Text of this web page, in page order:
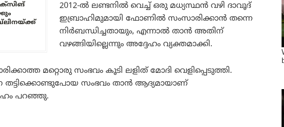
2012-ൽ ലണ്ടനിൽ വെച്ച് ഒരു മധ്യസ്ഥൻ വഴി ദാവൂദ്
ഇബ്രാഹിമുമായി ഫോണിൽ സംസാരിക്കാൻ തന്നെ
നിർബന്ധിച്ചതായും, എന്നാൽ താൻ അതിന്
വഴങ്ങിയില്ലെന്നും അദ്ദേഹം വ്യക്തമാക്കി.
മറ്റൊരു സംഭവം കൂടി ലളിത് മോദി വെളിപ്പെടുത്തി.
തട്ടിക്കൊണ്ടുപോയ സംഭവം താൻ ആദ്യമായാണ്
പറഞ്ഞു.